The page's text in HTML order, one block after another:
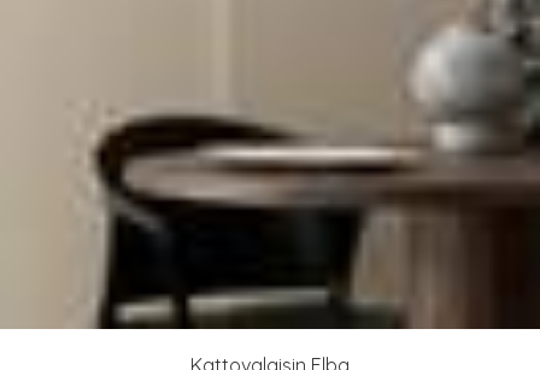
Kattovalaisin Elba